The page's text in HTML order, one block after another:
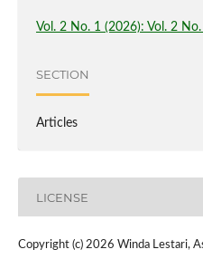
Vol. 2 No. 1 (2026): Vol. 2
SECTION
Articles
LICENSE
Copyright (c) 2026 Winda Lestari,